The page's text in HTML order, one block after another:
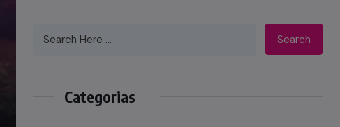
Search
Categorias